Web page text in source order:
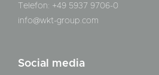
Telefon: +49 5937 9706-0
info@wkt-group.com
Social media